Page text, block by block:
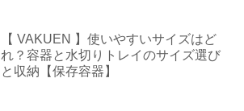
【 VAKUEN 】使いやすいサイズはど
れ？容器と水切りトレイのサイズ選び
と収納【保存容器】